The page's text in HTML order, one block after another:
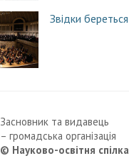
Звідки
Засновник та видавець
– громадська організація
© Науково-освітня